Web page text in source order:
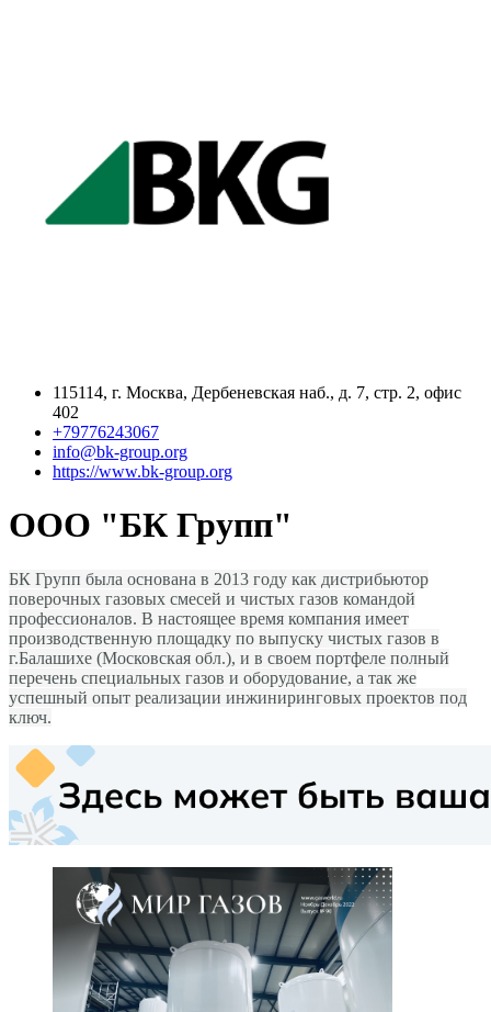
115114, г. Москва, Дербеневская наб., д. 7, стр. 2, офис
402
+79776243067
info@bk-group.org
https://www.bk-group.org
ООО "БК Групп"
БК Групп была основана в 2013 году как дистрибьютор
поверочных газовых смесей и чистых газов командой
профессионалов. В настоящее время компания имеет
производственную площадку по выпуску чистых газов в
г.Балашихе (Московская обл.), и в своем портфеле полный
перечень специальных газов и оборудование, а так же
успешный опыт реализации инжиниринговых проектов под
ключ.